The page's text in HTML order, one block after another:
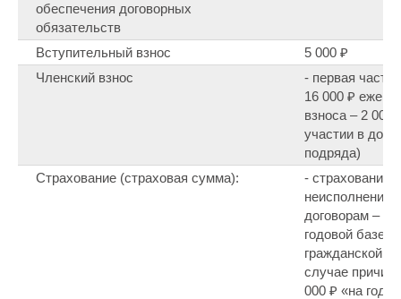
обеспечения договорных
обязательств
Вступительный взнос
5 000 ₽
Членский взнос
- первая часть
16 000 ₽
взноса – 2 000
участии в
подряда)
Страхование (страховая сумма):
- страхование
неисполнение
договорам –
годовой базе»,
гражданской
случае
000 ₽ «на